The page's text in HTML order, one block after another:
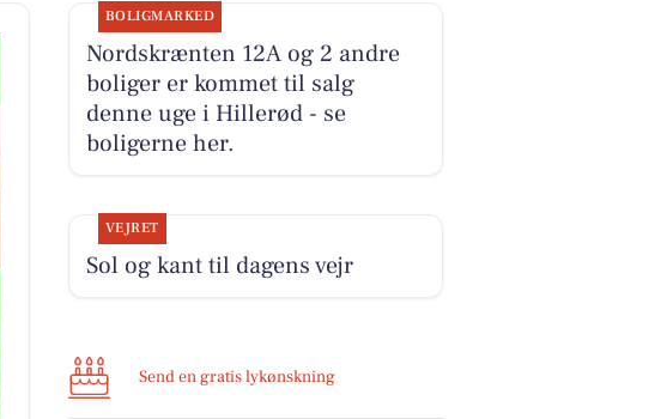
BOLIGMARKED
Nordskrænten 12A og 2 andre
boliger er kommet til salg
denne uge i Hillerød - se
boligerne her.
VEJRET
Sol og kant til dagens vejr
Send en gratis lykønskning